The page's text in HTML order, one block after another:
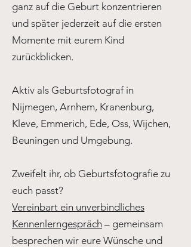
ganz auf die Geburt konzentrieren
und später jederzeit auf die ersten
Momente mit eurem Kind
zurückblicken.
Aktiv als Geburtsfotograf in
Nijmegen, Arnhem, Kranenburg,
Kleve, Emmerich, Ede, Oss, Wijchen,
Beuningen und Umgebung.
Zweifelt ihr, ob Geburtsfotografie zu
euch passt?
Vereinbart ein unverbindliches
Kennenlerngespräch – gemeinsam
besprechen wir eure Wünsche und